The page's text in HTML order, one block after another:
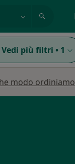
Vedi più filtri • 1
modo